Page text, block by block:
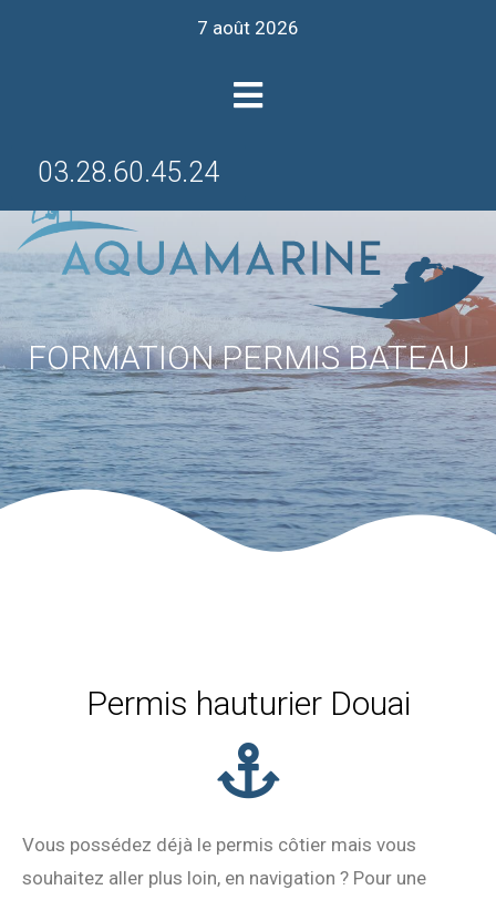
7 août 2026
03.28.60.45.24
FORMATION PERMIS BATEAU
Permis hauturier Douai
Vous possédez déjà le permis côtier mais vous
souhaitez aller plus loin, en navigation ? Pour une